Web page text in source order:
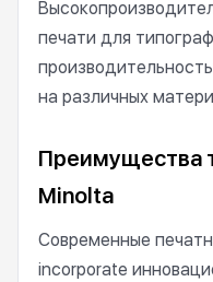
печати для
на различных
Преимущества
Minolta
Современные
incorporate